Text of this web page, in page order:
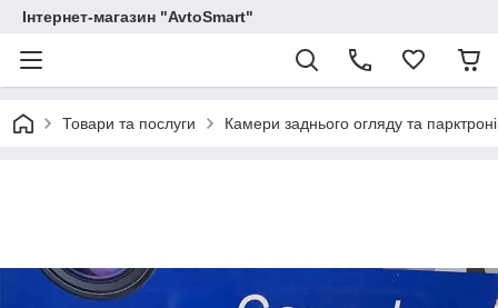
Інтернет-магазин "AvtoSmart"
Товари та послуги Камери заднього огляду та